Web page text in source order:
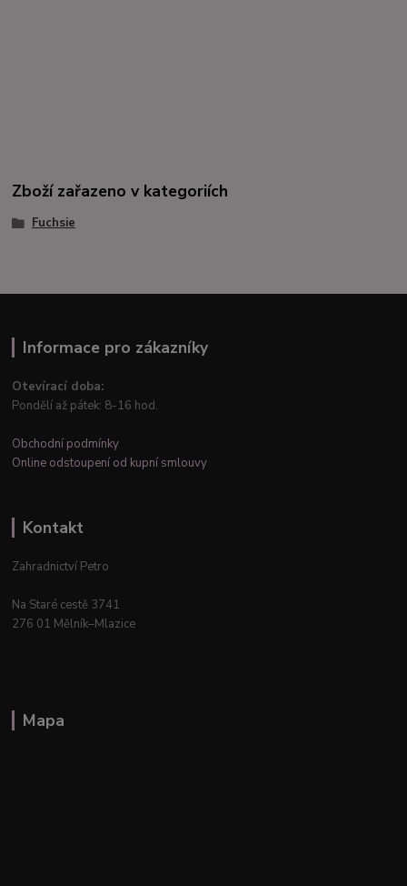
Zboží zařazeno v kategoriích
Fuchsie
Informace pro zákazníky
Otevírací doba:
Pondělí až pátek: 8-16 hod.
Obchodní podmínky
Online odstoupení od kupní smlouvy
Kontakt
Zahradnictví Petro
Na Staré cestě 3741
276 01 Mělník–Mlazice
Mapa